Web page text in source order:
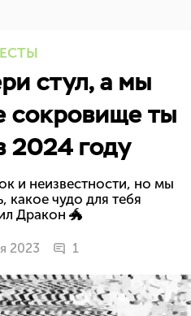
стул, а мы
сокровище ты
2024 году
и неизвестности, но мы
какое чудо для тебя
Дракон 🐲
2023 1